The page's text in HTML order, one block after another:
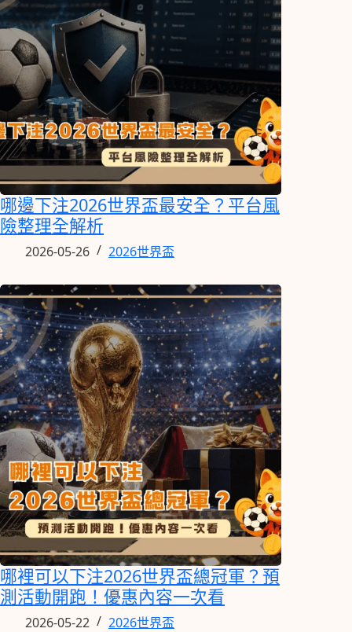
哪邊下注2026世界盃最安全？平台風
險整理全解析
2026-05-26 2026世界盃
哪裡可以下注2026世界盃總冠軍？預
測活動開跑！優惠內容一次看
2026-05-22 2026世界盃